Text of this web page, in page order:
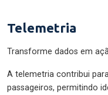
Telemetria
Transforme dados em
A telemetria contribui
passageiros, permitindo